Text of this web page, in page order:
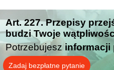
Art. 227. Przepisy
budzi Twoje
Potrzebujesz informacji
Zadaj bezpłatne pytanie